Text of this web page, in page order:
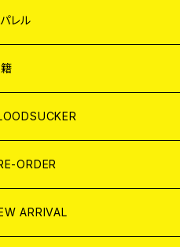
レル
ZINE
集 (PHOTOBOOK)
ログ
ORDER
ARRIVAL